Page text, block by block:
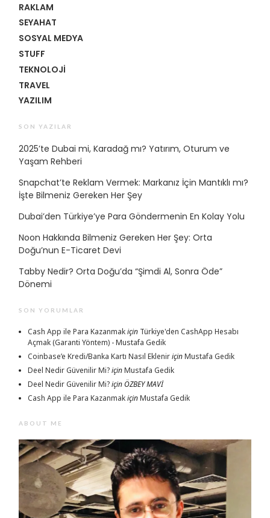
RAKLAM
SEYAHAT
SOSYAL MEDYA
STUFF
TEKNOLOJI
TRAVEL
YAZILIM
SON YAZILAR
2025’te Dubai mi, Karadağ mı? Yatırım, Oturum ve
Yaşam Rehberi
Snapchat’te Reklam Vermek: Markanız İçin Mantıklı mı?
İşte Bilmeniz Gereken Her Şey
Dubai’den Türkiye’ye Para Göndermenin En Kolay Yolu
Noon Hakkında Bilmeniz Gereken Her Şey: Orta
Doğu’nun E-Ticaret Devi
Tabby Nedir? Orta Doğu’da “Şimdi Al, Sonra Öde”
Dönemi
SON YORUMLAR
Cash App ile Para Kazanmakiçin Türkiye'den CashApp Hesabı
Açmak (Garanti Yöntem) - Mustafa Gedik
Coinbase’e Kredi/Banka Kartı Nasıl EkleniriçinMustafa Gedik
Deel Nedir Güvenilir Mi?içinMustafa Gedik
Deel Nedir Güvenilir Mi?içinÖZBEY MAVİ
Cash App ile Para KazanmakiçinMustafa Gedik
ABOUT ME